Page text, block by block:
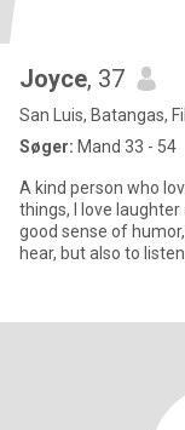
Joyce, 37
San Luis, Batangas,
Søger: Mand 33 - 54
A kind person who
things, I love
good sense of
hear, but also to